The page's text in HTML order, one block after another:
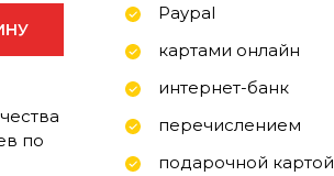
по
Paypal
картами онлайн
интернет-банк
перечислением
подарочной картой